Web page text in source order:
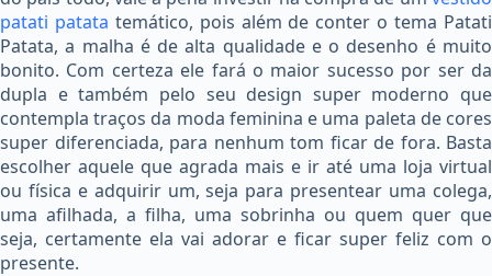
patati patata temático, pois além de conter o tema Patati
Patata, a malha é de alta qualidade e o desenho é muito
bonito. Com certeza ele fará o maior sucesso por ser da
dupla e também pelo seu design super moderno que
contempla traços da moda feminina e uma paleta de cores
super diferenciada, para nenhum tom ficar de fora. Basta
escolher aquele que agrada mais e ir até uma loja virtual
ou física e adquirir um, seja para presentear uma colega,
uma afilhada, a filha, uma sobrinha ou quem quer que
seja, certamente ela vai adorar e ficar super feliz com o
presente.